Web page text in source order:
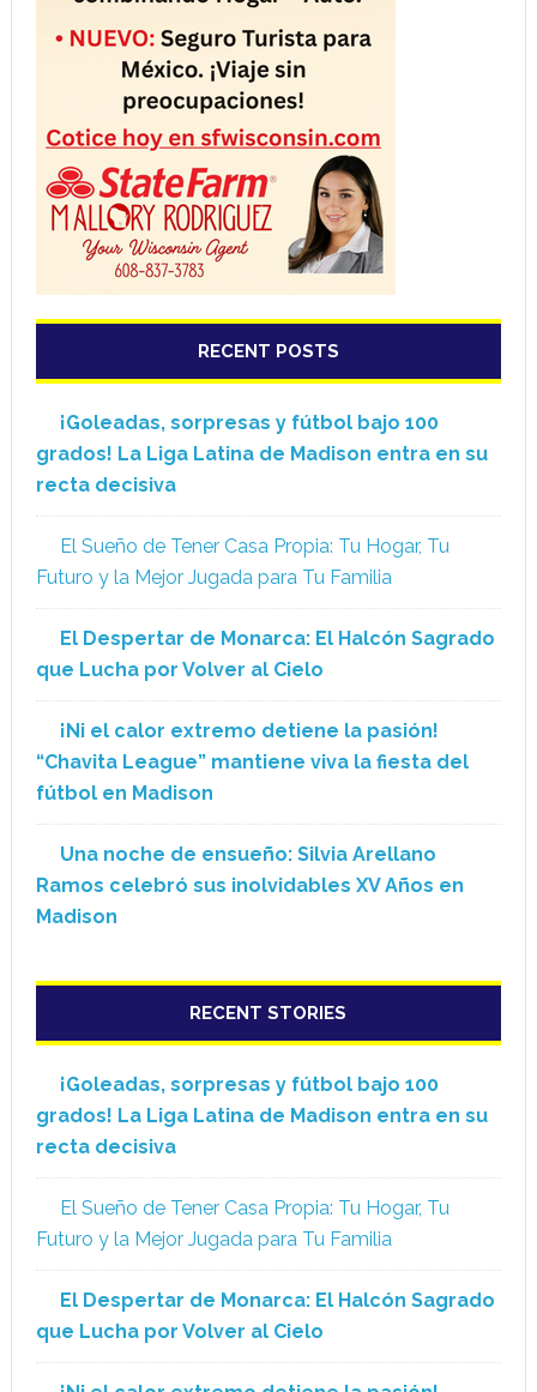
RECENT POSTS
¡Goleadas, sorpresas y fútbol bajo 100
grados! La Liga Latina de Madison entra en su
recta decisiva
El Sueño de Tener Casa Propia: Tu Hogar, Tu
Futuro y la Mejor Jugada para Tu Familia
El Despertar de Monarca: El Halcón Sagrado
que Lucha por Volver al Cielo
¡Ni el calor extremo detiene la pasión!
“Chavita League” mantiene viva la fiesta del
fútbol en Madison
Una noche de ensueño: Silvia Arellano
Ramos celebró sus inolvidables XV Años en
Madison
RECENT STORIES
¡Goleadas, sorpresas y fútbol bajo 100
grados! La Liga Latina de Madison entra en su
recta decisiva
El Sueño de Tener Casa Propia: Tu Hogar, Tu
Futuro y la Mejor Jugada para Tu Familia
El Despertar de Monarca: El Halcón Sagrado
que Lucha por Volver al Cielo